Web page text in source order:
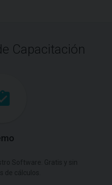
Capacitación